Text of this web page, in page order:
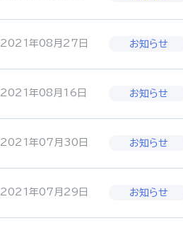
2021年08月27日
2021年08月16日
2021年07月30日
2021年07月29日